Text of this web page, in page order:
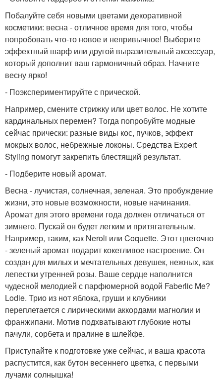
Побалуйте себя новыми цветами декоративной
косметики: весна - отличное время для того, чтобы
попробовать что-то новое и непривычное! Выберите
эффектный шарф или другой выразительный аксессуар,
который дополнит ваш гармоничный образ. Начните
весну ярко!
- Поэкспериментируйте с прической.
Например, смените стрижку или цвет волос. Не хотите
кардинальных перемен? Тогда попробуйте модные
сейчас прически: разные виды кос, пучков, эффект
мокрых волос, небрежные локоны. Средства Expert
Styling помогут закрепить блестящий результат.
- Подберите новый аромат.
Весна - лучистая, солнечная, зеленая. Это пробуждение
жизни, это новые возможности, новые начинания.
Аромат для этого времени года должен отличаться от
зимнего. Пускай он будет легким и притягательным.
Например, таким, как Neroli или Coquette. Этот цветочно
- зеленый аромат подарит кокетливое настроение. Он
создан для милых и мечтательных девушек, нежных, как
лепестки утренней розы. Ваше сердце наполнится
чудесной мелодией с парфюмерной водой Faberlic Me?
Lodie. Трио из нот яблока, груши и клубники
переплетается с лирическими аккордами магнолии и
франжипани. Мотив подхватывают глубокие ноты
пачули, сорбета и пралине в шлейфе.
Приступайте к подготовке уже сейчас, и ваша красота
распустится, как бутон весеннего цветка, с первыми
лучами солнышка!